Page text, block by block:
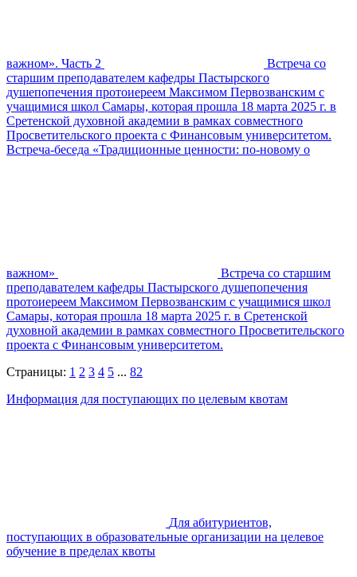
важном». Часть 2
Встреча со
старшим преподавателем кафедры Пастырского
душепопечения протоиереем Максимом Первозванским с
учащимися школ Самары, которая прошла 18 марта 2025 г. в
Сретенской духовной академии в рамках совместного
Просветительского проекта с Финансовым университетом.
Встреча-беседа «Традиционные ценности: по-новому о
важном»
Встреча со старшим
преподавателем кафедры Пастырского душепопечения
протоиереем Максимом Первозванским с учащимися школ
Самары, которая прошла 18 марта 2025 г. в Сретенской
духовной академии в рамках совместного Просветительского
проекта с Финансовым университетом.
Страницы: 1 2 3 4 5 ... 82
Информация для поступающих по целевым квотам
Для абитуриентов,
поступающих в образовательные организации на целевое
обучение в пределах квоты